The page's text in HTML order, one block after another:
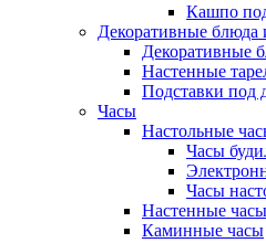
Кашпо
Декоративные блюда
Декоративные
Настенные
Подставки под
Часы
Настольные
Часы
Часы
Настенные часы
Каминные часы